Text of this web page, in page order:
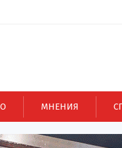
МНЕНИЯ